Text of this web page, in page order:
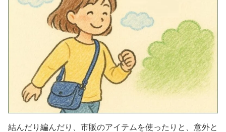
結んだり編んだり、市販のアイテムを使ったりと、意外と